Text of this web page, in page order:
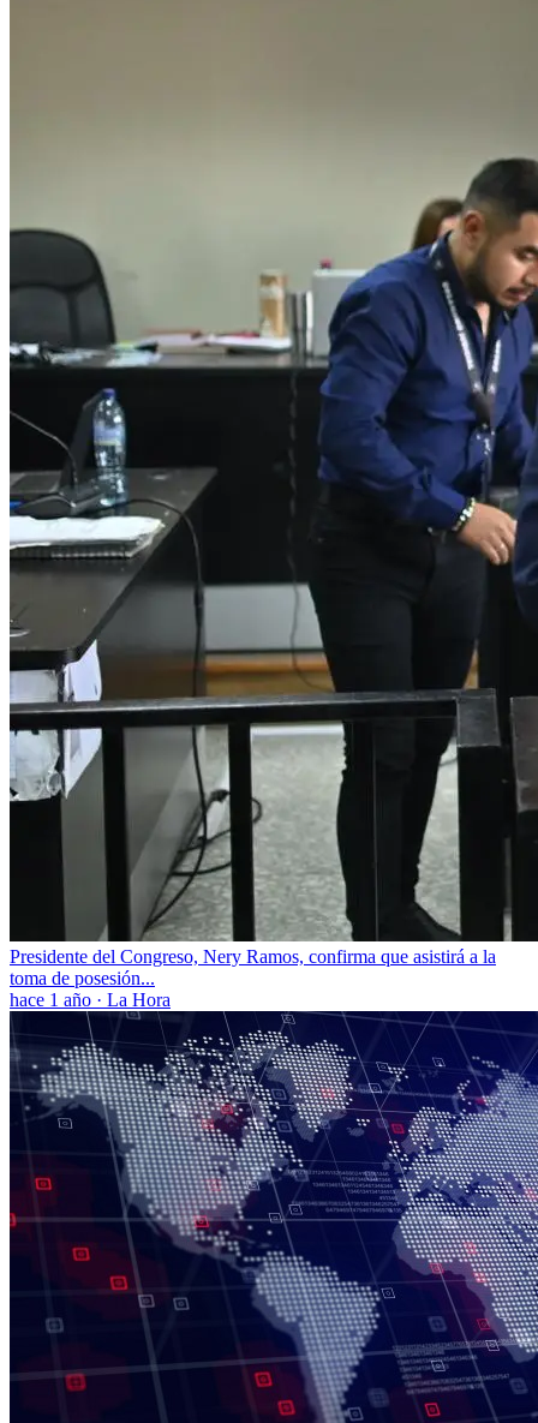
Presidente del Congreso, Nery Ramos, confirma que asistirá a la
toma de posesión...
hace 1 año · La Hora